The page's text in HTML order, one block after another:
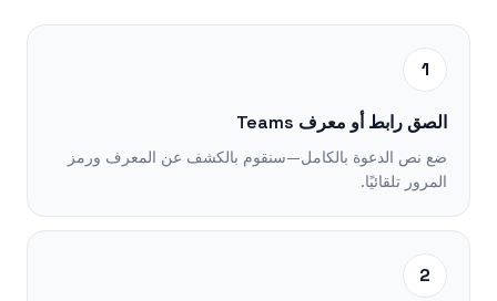
1
الصق رابط أو معرف Teams
ضع نص الدعوة بالكامل—سنقوم بالكشف عن المعرف ورمز
المرور تلقائيًا.
2